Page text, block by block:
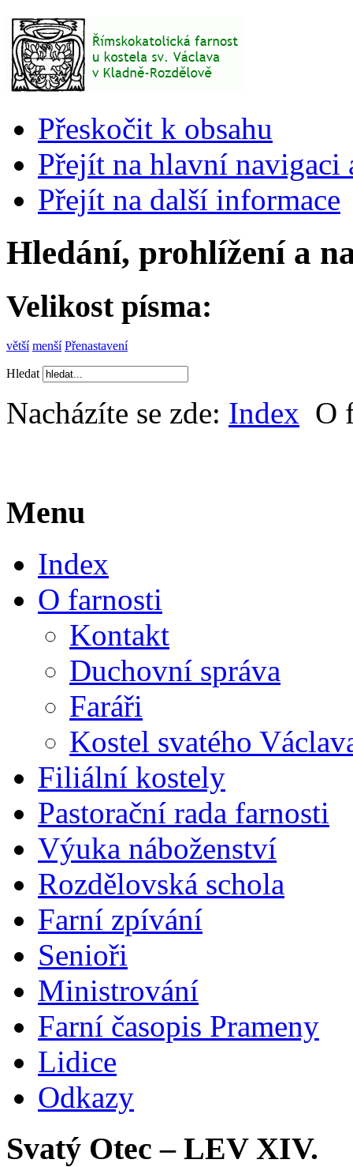
Přeskočit k obsahu
Přejít na hlavní navigaci
Přejít na další informace
Hledání, prohlížení a
Velikost písma:
větší menší Přenastavení
Hledat
Nacházíte se zde: Index O
Menu
Index
O farnosti
Kontakt
Duchovní správa
Faráři
Kostel svatého
Filiální kostely
Pastorační rada farnosti
Výuka náboženství
Rozdělovská schola
Farní zpívání
Senioři
Ministrování
Farní časopis Prameny
Lidice
Odkazy
Svatý Otec – LEV XIV.